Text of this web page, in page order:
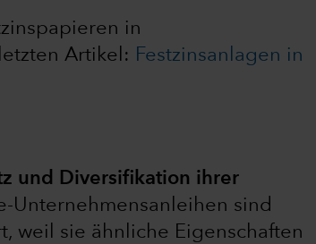
in
Artikel: Festzinsanlagen in
und Diversifikation ihrer
Unternehmensanleihen sind
weil sie ähnliche Eigenschaften